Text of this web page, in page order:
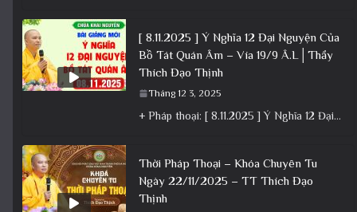
[ 8.11.2025 ] Ý Nghĩa 12 Đại Nguyện Của
Bồ Tát Quán Âm – Vía 19/9 Â.L│Thầy
Thích Đạo Thịnh
Tháng 12 3, 2025
+ Pháp thoại: [ 8.11.2025 ] Ý Nghĩa 12 Đại Nguyện Của Bồ Tát Quán Âm – Vía 19/9 Â.L│Thầy
Thời Pháp Thoại – Khóa Chuyên Tu
Ngày 22/11/2025 – TT Thích Đạo
Thịnh